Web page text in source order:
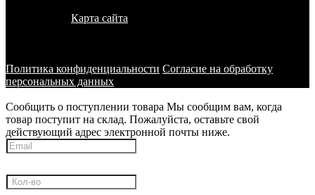
Карта сайта
Политика конфиденциальности Согласие на обработку
персональных данных
Сообщить о поступлении товара Мы сообщим вам, когда
товар поступит на склад. Пожалуйста, оставьте свой
действующий адрес электронной почты ниже.